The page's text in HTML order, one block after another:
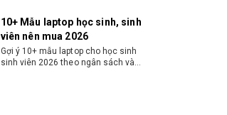
tiết ngay.
10+ Mẫu laptop học sinh, sinh
viên nên mua 2026
Gợi ý 10+ mẫu laptop cho học sinh
sinh viên 2026 theo ngân sách và